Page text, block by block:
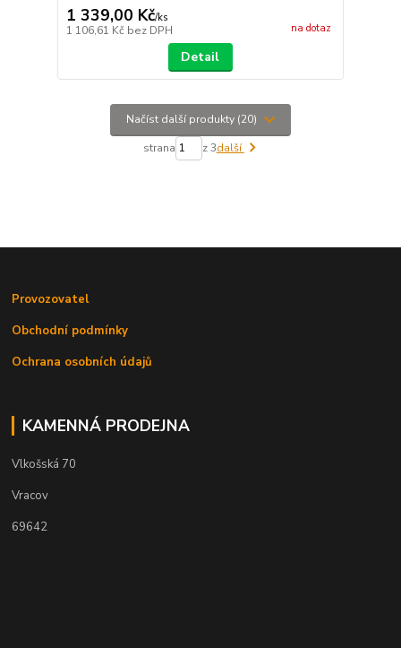
1 339,00 Kč/ks
1 106,61 Kč bez DPH na dotaz
Detail
Načíst další produkty (20)
strana z 3další
Provozovatel
Obchodní podmínky
Ochrana osobních údajů
KAMENNÁ PRODEJNA
Vlkošská 70
Vracov
69642